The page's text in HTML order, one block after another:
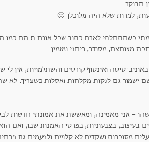
הבוקר.
למרות שלא היה מלוכלך 🙂
כשהתחלתי לארח כתוב שכל אורח.ת הם כמו
מצוחצח, מסודר, ריחני ומזמין.
ואינסוף קורסים והשתלמויות, אין
ישמור גם לנקות מקלחות ואסלות כשצריך. לא
משהו - אני מאמינה, ומאששת את אמונתי חדשות
בעיצוב, בצבעוניות, בפרטי האמנות שבו, ואם
עלים מסוכרות ושקדים לא קלויים ולפעמים גם